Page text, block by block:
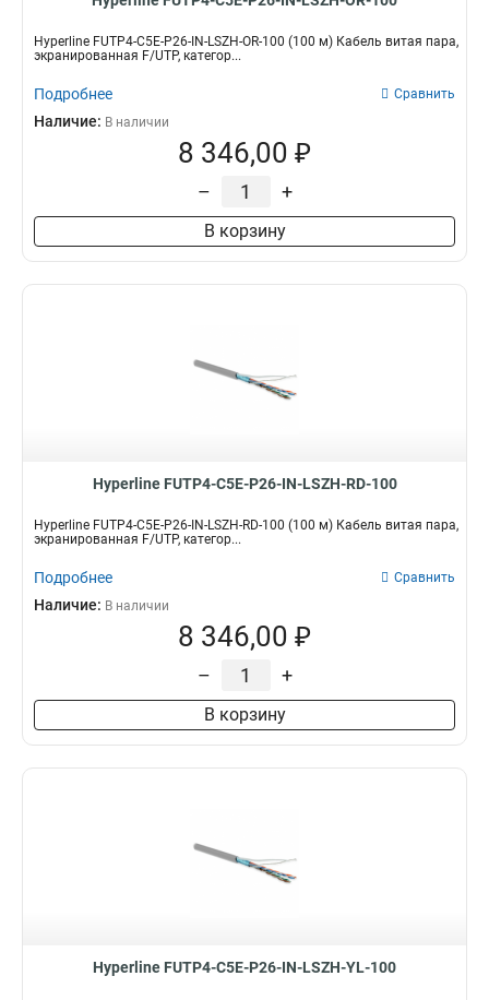
Hyperline FUTP4-C5E-P26-IN-LSZH-OR-100 (100 м) Кабель витая пара,
экранированная F/UTP, категор...
Подробнее Сравнить
Наличие: В наличии
8 346,00 ₽
– +
В корзину
Hyperline FUTP4-C5E-P26-IN-LSZH-RD-100
Hyperline FUTP4-C5E-P26-IN-LSZH-RD-100 (100 м) Кабель витая пара,
экранированная F/UTP, категор...
Подробнее Сравнить
Наличие: В наличии
8 346,00 ₽
– +
В корзину
Hyperline FUTP4-C5E-P26-IN-LSZH-YL-100